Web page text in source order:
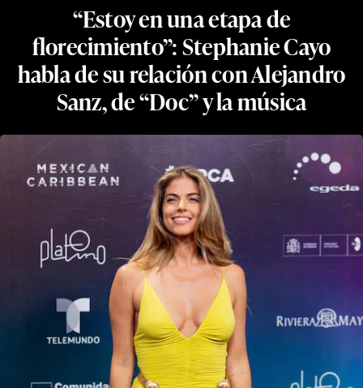
“Estoy en una etapa de
florecimiento”: Stephanie Cayo
habla de su relación con Alejandro
Sanz, de “Doc” y la música